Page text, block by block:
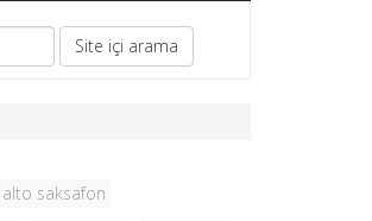
alto saksafon